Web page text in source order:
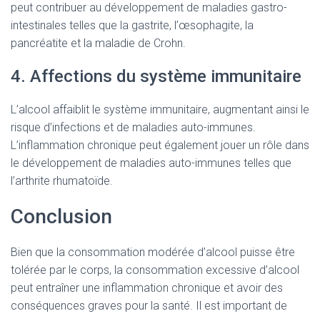
peut contribuer au développement de maladies gastro-
intestinales telles que la gastrite, l’œsophagite, la
pancréatite et la maladie de Crohn.
4. Affections du système immunitaire
L’alcool affaiblit le système immunitaire, augmentant ainsi le
risque d’infections et de maladies auto-immunes.
L’inflammation chronique peut également jouer un rôle dans
le développement de maladies auto-immunes telles que
l’arthrite rhumatoïde.
Conclusion
Bien que la consommation modérée d’alcool puisse être
tolérée par le corps, la consommation excessive d’alcool
peut entraîner une inflammation chronique et avoir des
conséquences graves pour la santé. Il est important de